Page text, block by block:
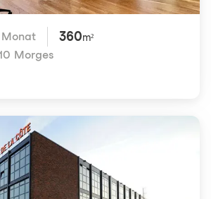
360m²
Morges